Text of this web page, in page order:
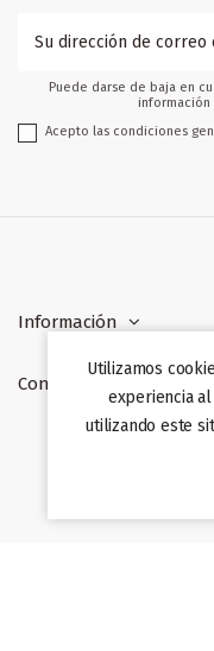
Puede darse de baja en
información
Acepto las condiciones
Información
Contacto
Utilizamos
experiencia
utilizando este